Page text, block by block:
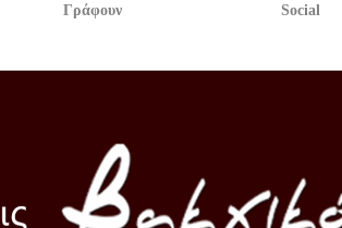
Γράφουν Social